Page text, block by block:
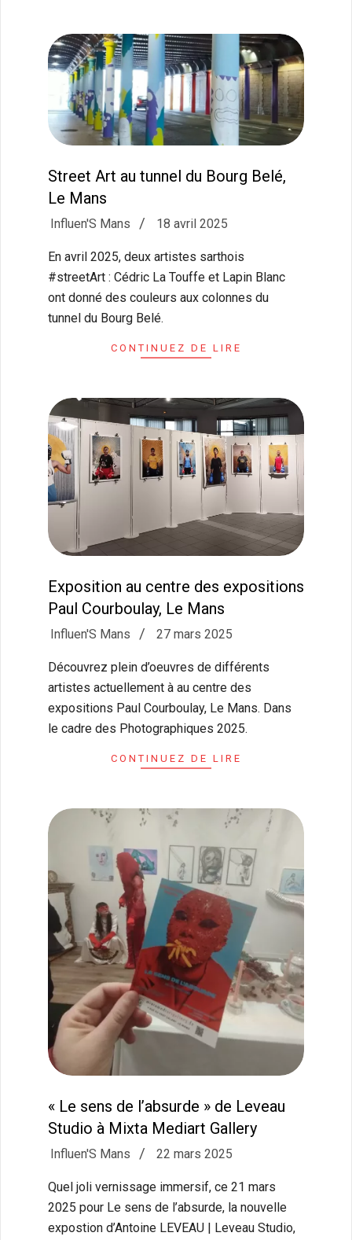
Street Art au tunnel du Bourg Belé,
Le Mans
2025-
18
Influen'S Mans 18 avril 2025
En avril 2025, deux artistes sarthois
#streetArt : Cédric La Touffe et Lapin Blanc
ont donné des couleurs aux colonnes du
tunnel du Bourg Belé.
CONTINUEZ DE LIRE
Exposition au centre des expositions
Paul Courboulay, Le Mans
2025-
27
Influen'S Mans 27 mars 2025
Découvrez plein d’oeuvres de différents
artistes actuellement à au centre des
expositions Paul Courboulay, Le Mans. Dans
le cadre des Photographiques 2025.
CONTINUEZ DE LIRE
« Le sens de l’absurde » de Leveau
Studio à Mixta Mediart Gallery
2025-
22
Influen'S Mans 22 mars 2025
Quel joli vernissage immersif, ce 21 mars
2025 pour Le sens de l’absurde, la nouvelle
expostion d’Antoine LEVEAU | Leveau Studio,